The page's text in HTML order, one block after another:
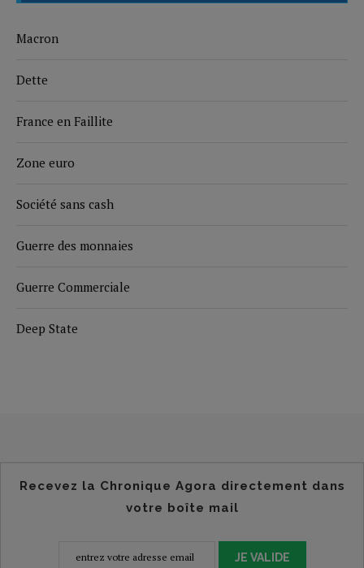
Macron
Dette
France en Faillite
Zone euro
Société sans cash
Guerre des monnaies
Guerre Commerciale
Deep State
Recevez la Chronique Agora directement dans
votre boîte mail
JE VALIDE